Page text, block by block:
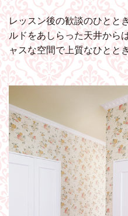
レッスン後の歓談のひとと
ルドをあしらった天井から
ャスな空間で上質なひとと